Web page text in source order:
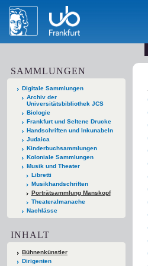
SAMMLUNGEN
Digitale Sammlungen
Archiv der
Universitätsbibliothek JCS
Biologie
Frankfurt und Seltene Drucke
Handschriften und Inkunabeln
Judaica
Kinderbuchsammlungen
Koloniale Sammlungen
Musik und Theater
Libretti
Musikhandschriften
Porträtsammlung Manskopf
Theateralmanache
Nachlässe
INHALT
Bühnenkünstler
Dirigenten